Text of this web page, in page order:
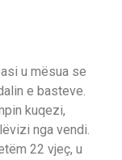
u mësua se
e basteve.
kuqezi,
nga vendi.
22 vjeç, u